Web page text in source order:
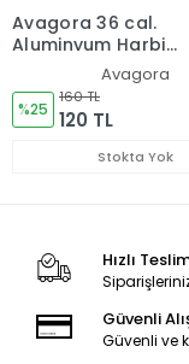
Avagora 36 cal.
Aluminyum Harbi
Takımı Tüfek
Temizleme Seti
Avagora
%25
160 TL
120 TL
Stokta Yok
Hızlı
Güvenli
Güvenli ve